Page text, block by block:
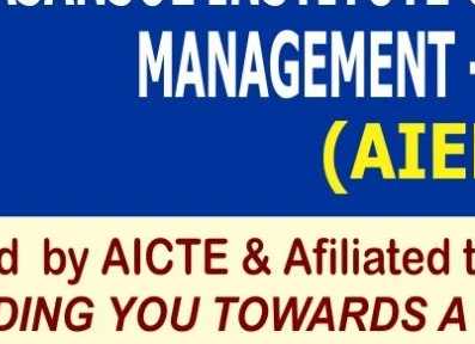
সংবর্ধনা অনুষ্ঠানে